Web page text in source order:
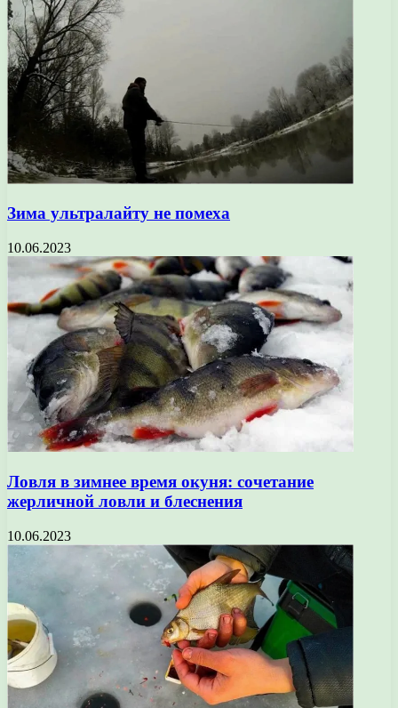
Зима ультралайту не помеха
10.06.2023
Ловля в зимнее время окуня: сочетание
жерличной ловли и блеснения
10.06.2023